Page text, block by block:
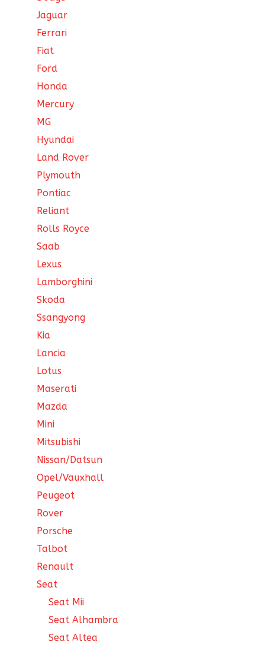
Jaguar
Ferrari
Fiat
Ford
Honda
Mercury
MG
Hyundai
Land Rover
Plymouth
Pontiac
Reliant
Rolls Royce
Saab
Lexus
Lamborghini
Skoda
Ssangyong
Kia
Lancia
Lotus
Maserati
Mazda
Mini
Mitsubishi
Nissan/Datsun
Opel/Vauxhall
Peugeot
Rover
Porsche
Talbot
Renault
Seat
Seat Mii
Seat Alhambra
Seat Altea